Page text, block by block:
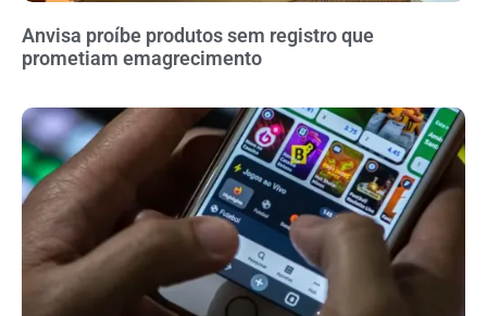
Anvisa proíbe produtos sem registro que
prometiam emagrecimento